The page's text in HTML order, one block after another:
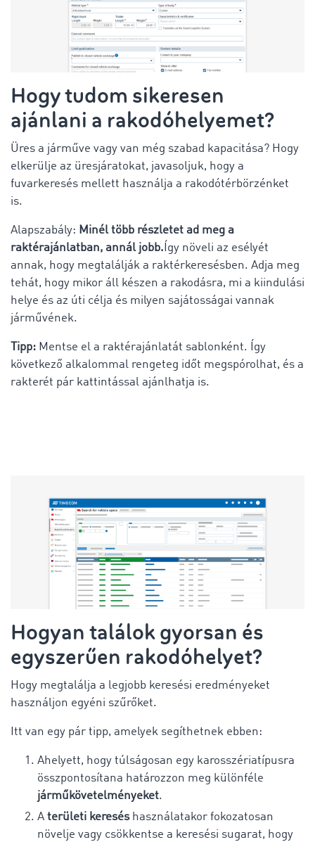
Hogy tudom sikeresen
ajánlani a rakodóhelyemet?
Üres a járműve vagy van még szabad kapacitása? Hogy
elkerülje az üresjáratokat, javasoljuk, hogy a
fuvarkeresés mellett használja a rakodótérbörzénket
is.
Alapszabály: Minél több részletet ad meg a
raktérajánlatban, annál jobb. Így növeli az esélyét
annak, hogy megtalálják a raktérkeresésben. Adja meg
tehát, hogy mikor áll készen a rakodásra, mi a kiindulási
helye és az úti célja és milyen sajátosságai vannak
járművének.
Tipp: Mentse el a raktérajánlatát sablonként. Így
következő alkalommal rengeteg időt megspórolhat, és a
rakterét pár kattintással ajánlhatja is.
Hogyan találok gyorsan és
egyszerűen rakodóhelyet?
Hogy megtalálja a legjobb keresési eredményeket
használjon egyéni szűrőket.
Itt van egy pár tipp, amelyek segíthetnek ebben:
Ahelyett, hogy túlságosan egy karosszériatípusra
összpontosítana határozzon meg különféle
járműkövetelményeket.
A területi keresés használatakor fokozatosan
növelje vagy csökkentse a keresési sugarat, hogy